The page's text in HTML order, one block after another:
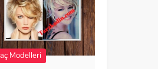
Modelleri